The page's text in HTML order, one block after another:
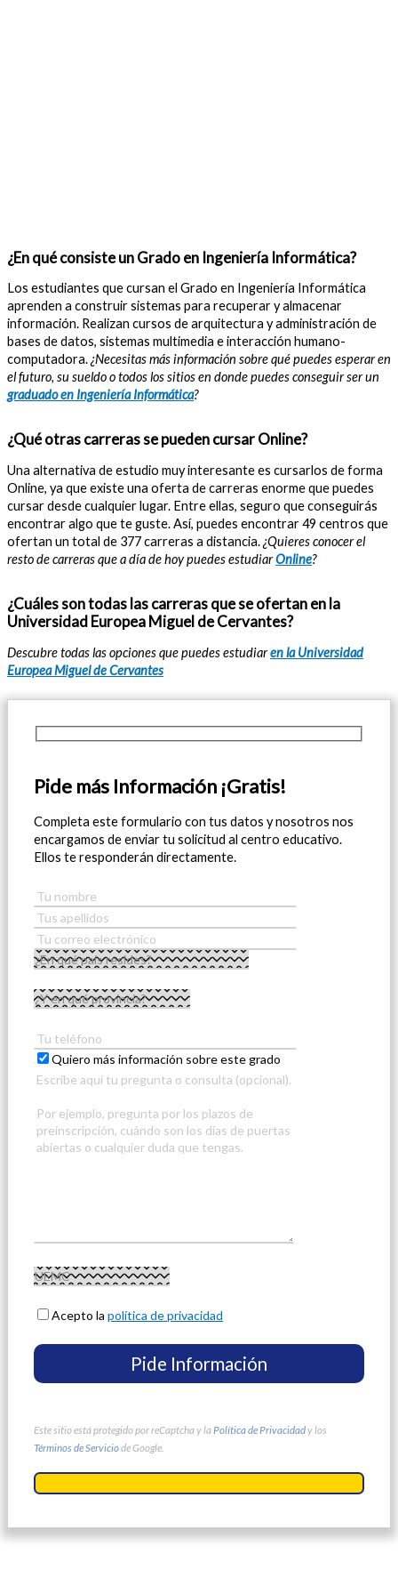
¿En qué consiste un Grado en Ingeniería Informática?
Los estudiantes que cursan el Grado en Ingeniería Informática
aprenden a construir sistemas para recuperar y almacenar
información. Realizan cursos de arquitectura y administración de
bases de datos, sistemas multimedia e interacción humano-
computadora.¿Necesitas más información sobre qué puedes esperar en
el futuro, su sueldo o todos los sitios en donde puedes conseguir ser un
graduado en Ingeniería Informática?
¿Qué otras carreras se pueden cursar Online?
Una alternativa de estudio muy interesante es cursarlos de forma
Online, ya que existe una oferta de carreras enorme que puedes
cursar desde cualquier lugar. Entre ellas, seguro que conseguirás
encontrar algo que te guste. Así, puedes encontrar 49 centros que
ofertan un total de 377 carreras a distancia.¿Quieres conocer el
resto de carreras que a día de hoy puedes estudiarOnline?
¿Cuáles son todas las carreras que se ofertan en la
Universidad Europea Miguel de Cervantes?
Descubre todas las opciones que puedes estudiaren la Universidad
Europea Miguel de Cervantes
Pide más Información ¡Gratis!
Completa este formulario con tus datos y nosotros nos
encargamos de enviar tu solicitud al centro educativo.
Ellos te responderán directamente.
Quiero más información sobre este grado
Acepto lapolítica de privacidad
Este sitio está protegido por reCaptcha y la Política de Privacidady los
Términos de Serviciode Google.